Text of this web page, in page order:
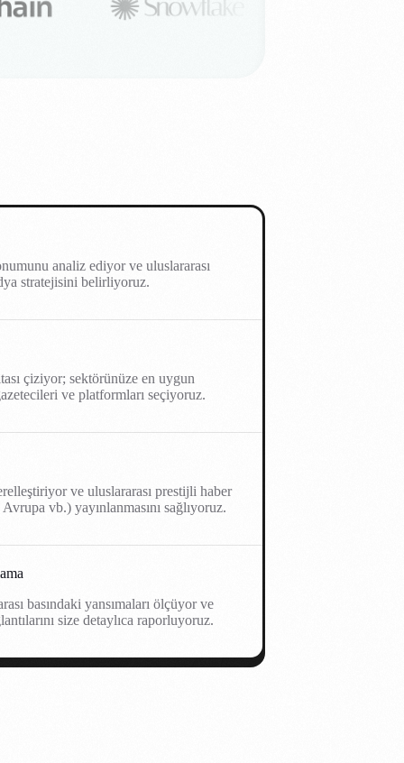
analiz ediyor ve uluslararası
stratejisini belirliyoruz.
çiziyor; sektörünüze en uygun
ve platformları seçiyoruz.
ve uluslararası prestijli haber
vb.) yayınlanmasını sağlıyoruz.
basındaki yansımaları ölçüyor ve
size detaylıca raporluyoruz.